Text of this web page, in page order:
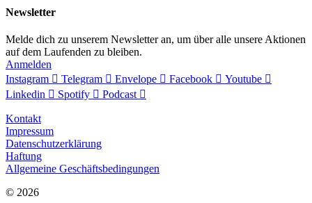
Newsletter
Melde dich zu unserem Newsletter an, um über alle unsere Aktionen
auf dem Laufenden zu bleiben.
Anmelden
Instagram
Telegram Envelope Facebook
Youtube
Linkedin
Spotify Podcast
Kontakt
Impressum
Datenschutzerklärung
Haftung
Allgemeine Geschäftsbedingungen
© 2026